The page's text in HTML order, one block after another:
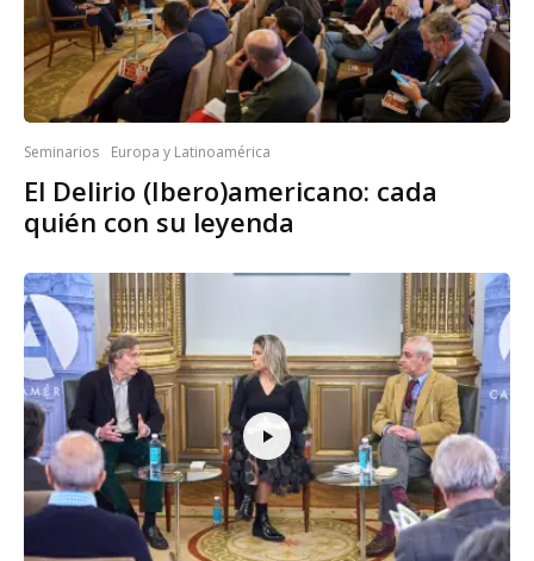
Seminarios Europa y Latinoamérica
El Delirio (Ibero)americano: cada
quién con su leyenda